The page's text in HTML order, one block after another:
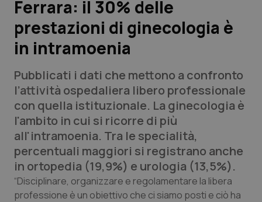
Scienza e Farmaci
Studi e Analisi
Lettere al direttore
Edizioni Regionali
QS Pro
Professionisti Sanitari.AI
Abruzzo
QS Pro Gold
Ferrara: il 30% delle
prestazioni di ginecologia è
in intramoenia
Pubblicati i dati che mettono a confronto
l’attività ospedaliera libero professionale
con quella istituzionale. La ginecologia è
l'ambito in cui si ricorre di più
all'intramoenia. Tra le specialità,
percentuali maggiori si registrano anche
in ortopedia (19,9%) e urologia (13,5%).
“Disciplinare, organizzare e regolamentare la libera
professione è un obiettivo che ci siamo posti e ciò ha